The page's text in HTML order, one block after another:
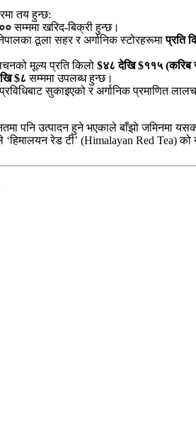
तय हुन्छ:
सम्ममा खरिद-बिक्री हुन्छ।
ठूला सहर र अर्गानिक स्टोरहरूमाप्रति
मूल्य प्रति किलो $४८ देखि $११५
$८ सम्ममा उपलब्ध हुन्छ।
सुकाइएको र अर्गानिक प्रमाणित
पनि उत्पादन हुने भएकाले बाँझो जमिनमा
रेड टी’ (Himalayan Red Tea) को